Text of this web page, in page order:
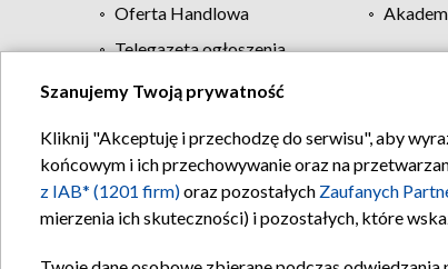
Oferta Handlowa
Telegazeta ogłoszenia
Regulamin
Szanujemy Twoją prywatność
Kliknij "Akceptuję i przechodzę do serwisu", aby
końcowym i ich przechowywanie oraz na
z IAB* (1201 firm)oraz pozostałych Zaufanych
mierzenia ich skuteczności) i pozostałych, które